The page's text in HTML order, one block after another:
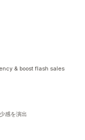
& boost flash sales
感を演出